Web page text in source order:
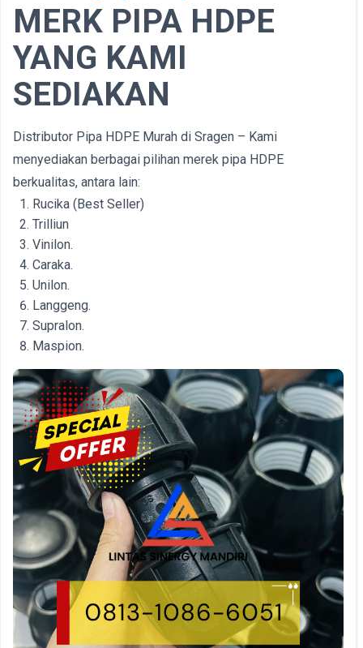
MERK PIPA HDPE
YANG KAMI
SEDIAKAN
Distributor Pipa HDPE Murah di Sragen – Kami
menyediakan berbagai pilihan merek pipa HDPE
berkualitas, antara lain:
Rucika (Best Seller)
Trilliun
Vinilon.
Caraka.
Unilon.
Langgeng.
Supralon.
Maspion.